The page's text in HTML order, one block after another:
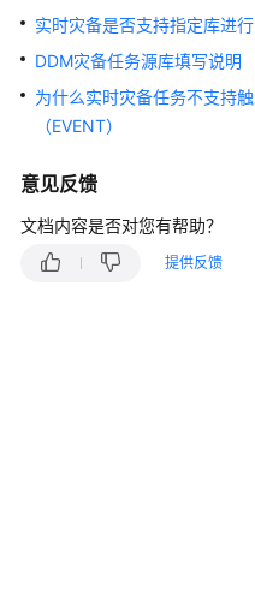
计
费
明
速
门
实时灾备是否支持指定库进
DDM灾备任务源库填写说明
为什么实时灾备任务不支持
（EVENT）
意见反馈
文档内容是否对您有帮助？
提供反馈